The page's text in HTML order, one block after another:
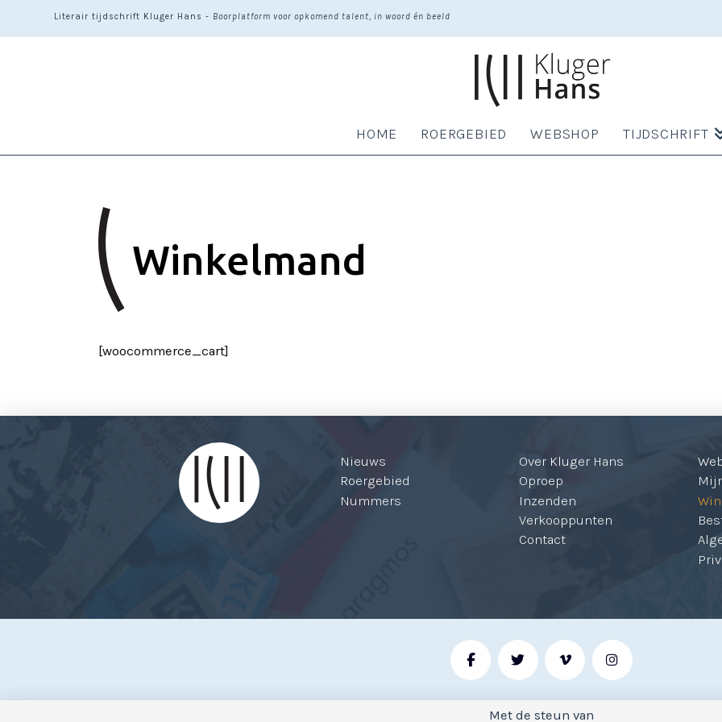
Literair tijdschrift Kluger Hans - Boorplatform voor opkomend talent, in woord én beeld
HOME ROERGEBIED WEBSHOP TIJDSCHRIFT
Winkelmand
[woocommerce_cart]
Nieuws
Roergebied
Nummers
Over Kluger Hans
Oproep
Inzenden
Verkooppunten
Contact
Met de steun van